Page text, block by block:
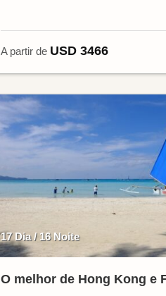
A partir de USD 3466
17 Dia / 16 Noite
O melhor de Hong Kong e